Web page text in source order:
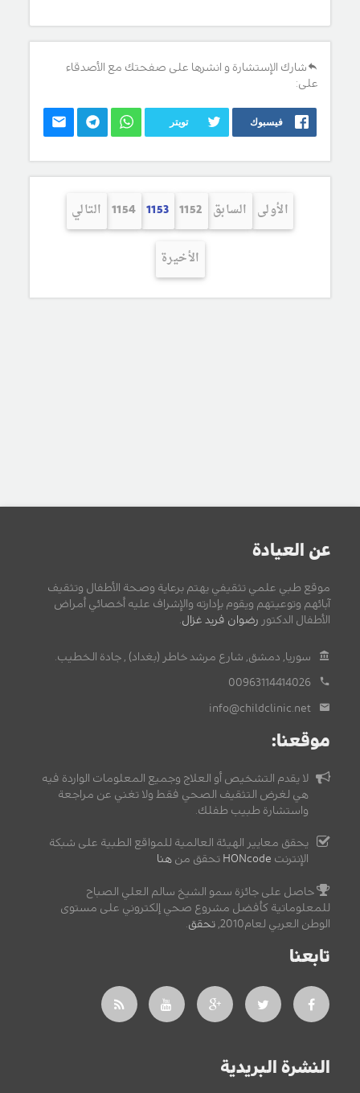
شارك الإستشارة و انشرها على صفحتك مع الأصدقاء
على:
فيسبوك تويتر
الأولى السابق 1152
1153
1154 التالي
الأخيرة
عن العيادة
موقع طبي علمي تثقيفي يهتم برعاية وصحة الأطفال وتثقيف
آبائهم وتوعيتهم ويقوم بإدارته والإشراف عليه أخصائي أمراض
الأطفال الدكتور رضوان فريد غزال
سوريا, دمشق, شارع مرشد خاطر (بغداد) , جادة الخطيب.
00963114414026
info@childclinic.net
موقعنا:
لا يقدم التشخيص أو العلاج وجميع المعلومات الواردة فيه
هي لغرض التثقيف الصحي فقط ولا تغني عن مراجعة
واستشارة طبيب طفلك.
يحقق معايير الهيئة العالمية للمواقع الطبية على شبكة
الإنترنت HONcode تحقق من هنا
حاصل على جائزة سمو الشيخ سالم العلي الصباح
للمعلوماتية كأفضل مشروع صحي إلكتروني على مستوى
الوطن العربي لعام2010,
تحقق
تابعنا
النشرة البريدية